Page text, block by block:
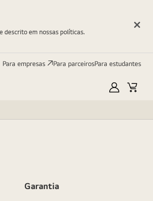
Para empresas Para parceirosPara estudantes
Minha
Garantia
descrito em nossas políticas.